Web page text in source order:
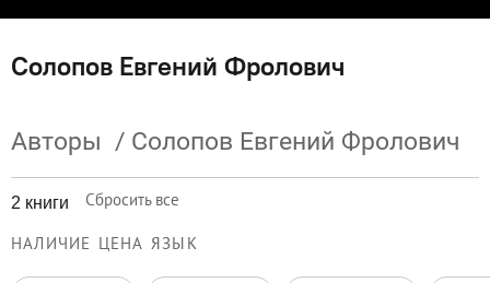
Солопов Евгений Фролович
Авторы / Солопов Евгений Фролович
2 книги Сбросить все
НАЛИЧИЕ ЦЕНА ЯЗЫК